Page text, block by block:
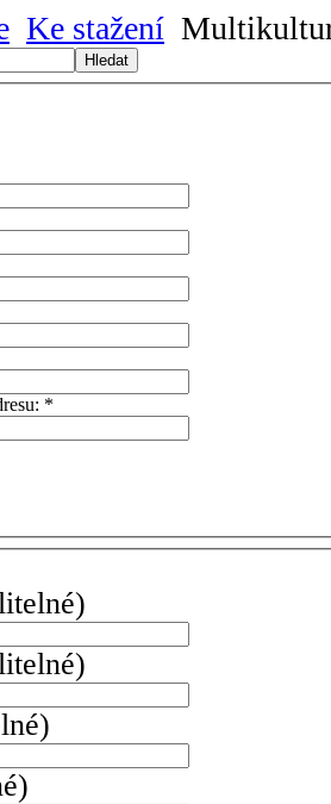
Ke stažení
Hledat
*